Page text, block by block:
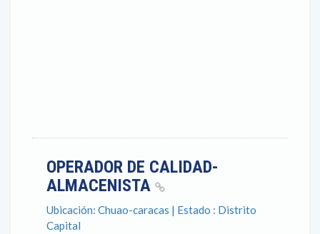
OPERADOR DE CALIDAD-
ALMACENISTA
Ubicación: Chuao-caracas | Estado : Distrito
Capital